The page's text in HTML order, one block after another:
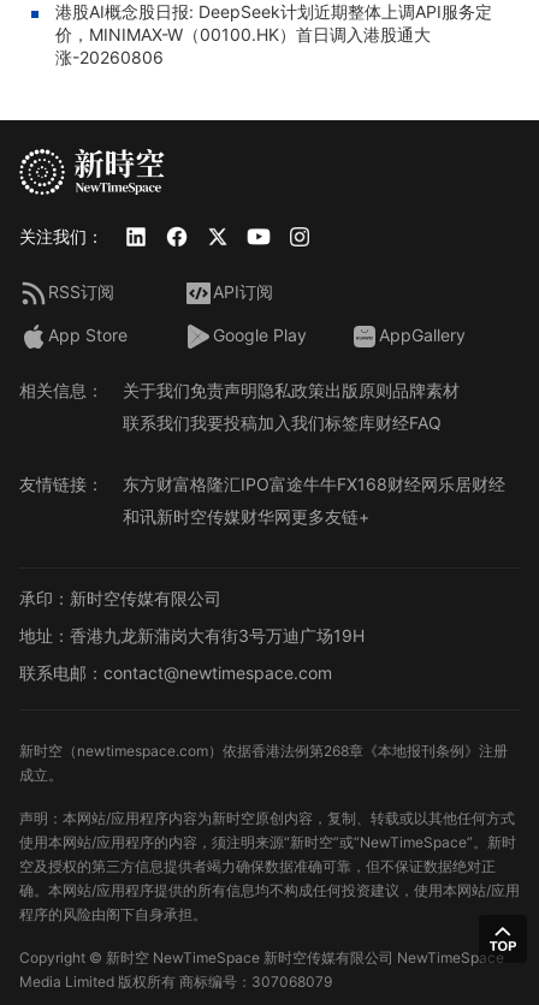
港股AI概念股日报: DeepSeek计划近期整体上调API服务定
价，MINIMAX-W（00100.HK）首日调入港股通大
涨-20260806
关注我们：
RSS订阅 API订阅
App Store Google Play AppGallery
相关信息： 关于我们免责声明隐私政策出版原则品牌素材
联系我们我要投稿加入我们标签库财经FAQ
友情链接： 东方财富格隆汇IPO富途牛牛FX168财经网乐居财经
和讯新时空传媒财华网更多友链+
承印：新时空传媒有限公司
地址：香港九龙新蒲岗大有街3号万迪广场19H
联系电邮：contact@newtimespace.com
新时空（ newtimespace.com）依据香港法例第268章《本地报刊条例》注册
成立。
声明：本网站/应用程序内容为新时空原创内容，复制、转载或以其他任何方式
使用本网站/应用程序的内容，须注明来源“新时空”或“NewTimeSpace”。新时
空及授权的第三方信息提供者竭力确保数据准确可靠，但不保证数据绝对正
确。本网站/应用程序提供的所有信息均不构成任何投资建议，使用本网站/应用
程序的风险由阁下自身承担。
Copyright © 新时空 NewTimeSpace 新时空传媒有限公司 NewTimeSpace
Media Limited 版权所有 商标编号：307068079